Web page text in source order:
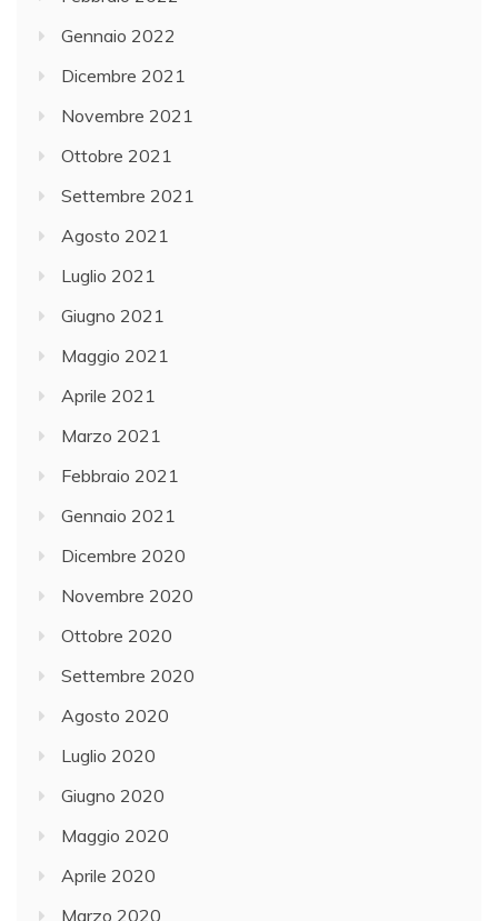
Gennaio 2022
Dicembre 2021
Novembre 2021
Ottobre 2021
Settembre 2021
Agosto 2021
Luglio 2021
Giugno 2021
Maggio 2021
Aprile 2021
Marzo 2021
Febbraio 2021
Gennaio 2021
Dicembre 2020
Novembre 2020
Ottobre 2020
Settembre 2020
Agosto 2020
Luglio 2020
Giugno 2020
Maggio 2020
Aprile 2020
Marzo 2020